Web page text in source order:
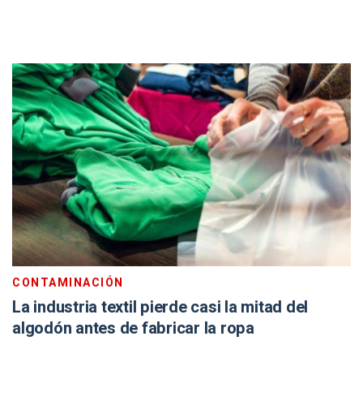
CONTAMINACIÓN
La industria textil pierde casi la mitad del
algodón antes de fabricar la ropa